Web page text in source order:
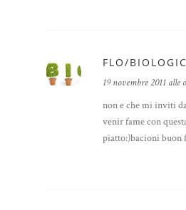
FLO/
19 novembre 2011 alle
non e che mi inviti
venir fame con
piatto:)bacioni buon